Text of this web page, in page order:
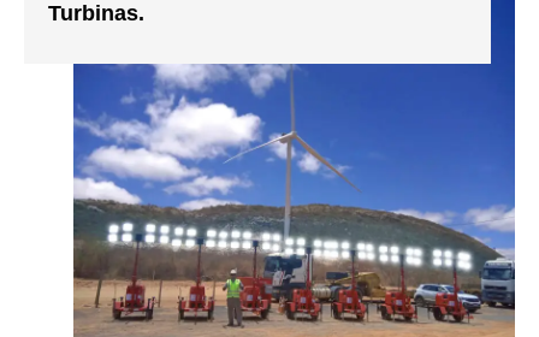
Turbinas.